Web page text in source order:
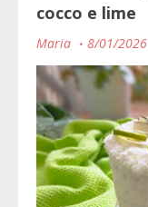
cocco e lime
Maria 8/01/2026